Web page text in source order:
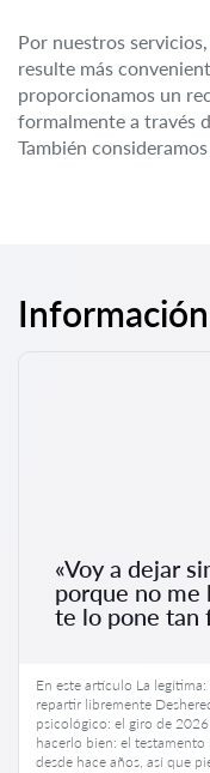
Por nuestros
resulte más
proporcionamos un
formalmente a través
También
«Voy a dejar
porque no me
te lo pone tan
En este artículo La
repartir libremente
psicológico: el giro de
hacerlo bien: el
desde hace años, así que